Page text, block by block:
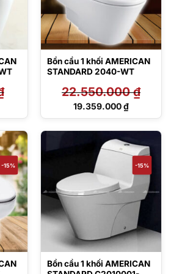
₫.
₫.
Bồn cầu 1 khối AMERICAN
STANDARD 2040-WT
22.550.000₫
Giá
19.359.000₫
Giá
là:
19.359.000 ₫.
-15% -15%
Bồn cầu 1 khối AMERICAN